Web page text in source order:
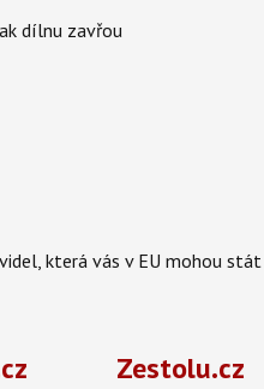
dílnu zavřou
která vás v EU mohou stát
Zestolu.cz